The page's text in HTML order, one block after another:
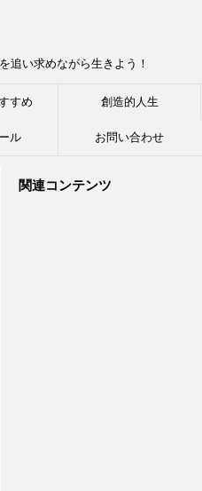
追い求めながら生きよう！
すめ 創造的人生
ル お問い合わせ
関連コンテンツ